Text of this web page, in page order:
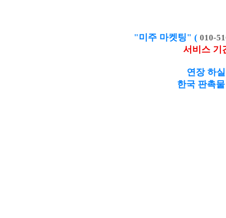
"미주 마켓팅" ( 010-
서비스 기
연장 하
한국 판촉